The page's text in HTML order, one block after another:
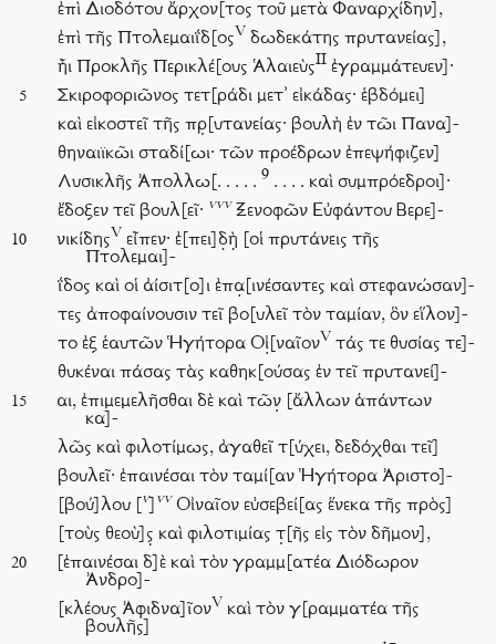
ἐπὶ Διοδότου ἄρχον[τος τοῦ μετὰ Φαναρχίδην],
ἐπὶ τῆς Πτολεμαιΐδ[οςV δωδεκάτης πρυτανείας],
ἧι Προκλῆς Περικλέ[ους ἉλαιεὺςII ἐγραμμάτευεν]·
5
Σκιροφοριῶνος τετ[ράδι μετ᾽ εἰκάδας· ἑβδόμει]
καὶ εἰκοστεῖ τῆς πρ̣[υτανείας· βουλὴ ἐν τῶι Πανα]-
θηναιϊκῶι σταδί[ωι· τῶν προέδρων ἐπεψήφιζεν]
Λυσικλῆς Ἀπολλω[. . . . . 9 . . . . καὶ συμπρόεδροι]·
ἔδοξεν τεῖ βουλ[εῖ· vvv Ξενοφῶν Εὐφάντου Βερε]-
10 νικίδηςV εἶπεν· ἐ[πει]δ̣ὴ̣ [οἱ πρυτάνεις τῆς
Πτολεμαι]-
ΐδος καὶ οἱ ἀίσιτ[ο]ι ἐπα̣[ινέσαντες καὶ στεφανώσαν]-
τες ἀποφαίνουσιν τεῖ βο[υλεῖ τὸν ταμίαν, ὃν εἵλον]-
το ἐξ ἑαυτῶν Ἡγήτορα Οἰ̣[ναῖονV τάς τε θυσίας τε]-
θυκέναι πάσας τὰς καθηκ[ούσας ἐν τεῖ πρυτανεί]-
15
αι, ἐπιμεμελῆσθαι δὲ καὶ τῶν̣ [ἄλλων ἁπάντων
κα]-
λῶς καὶ φιλοτίμως, ἀγαθεῖ τ[ύχει, δεδόχθαι τεῖ]
βουλεῖ· ἐπαινέσαι τὸν ταμί[αν Ἡγήτορα Ἀριστο]-
[βού]λου [
v vv Οἰναῖον εὐσεβεί[ας ἕνεκα τῆς πρὸς]
[τοὺς θεοὺ]ς̣ καὶ φιλοτιμίας τ̣[ῆς εἰς τὸν δῆμον],
20
[ἐπαινέσαι δ]ὲ καὶ τὸν γραμμ[ατέα Διόδωρον
Ἀνδρο]-
[κλέους Ἀφιδνα]ῖονV καὶ τὸν γ[ραμματέα τῆς
βουλῆς]